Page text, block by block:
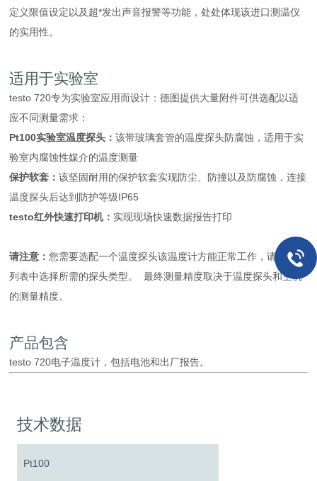
定义限值设定以及超*发出声音报警等功能，处处体现该进口测温仪
的实用性。
适用于实验室
testo 720专为实验室应用而设计：德图提供大量附件可供选配以适
应不同测量需求：
Pt100实验室温度探头：该带玻璃套管的温度探头防腐蚀，适用于实
验室内腐蚀性媒介的温度测量
保护软套：该坚固耐用的保护软套实现防尘、防撞以及防腐蚀，连接
温度探头后达到防护等级IP65
testo红外快速打印机： 实现现场快速数据报告打印
请注意：您需要选配一个温度探头该温度计方能正常工作，请从探头
列表中选择所需的探头类型。 最终测量精度取决于温度探头和主机
的测量精度。
产品包含
testo 720电子温度计，包括电池和出厂报告。
技术数据
Pt100